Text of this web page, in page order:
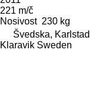
221 m/č
Nosivost 230 kg
Švedska, Karlstad
Klaravik Sweden